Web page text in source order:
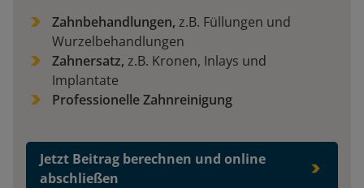
Zahnbehandlungen, z.B. Füllungen und
Wurzelbehandlungen
Zahnersatz, z.B. Kronen, Inlays und
Implantate
Professionelle Zahnreinigung
Jetzt Beitrag berechnen und online
abschließen